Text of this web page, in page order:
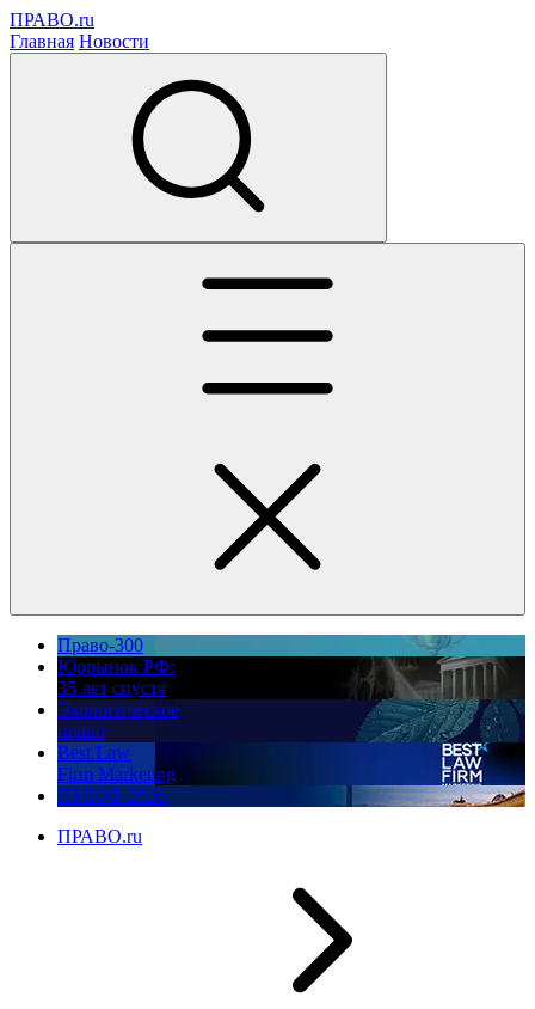
ПРАВО.ru
Главная Новости
Право-300
Юррынок РФ:
35 лет спустя
Экологическое
право
Best Law
Firm Marketing
ПМЮФ 2026
ПРАВО.ru